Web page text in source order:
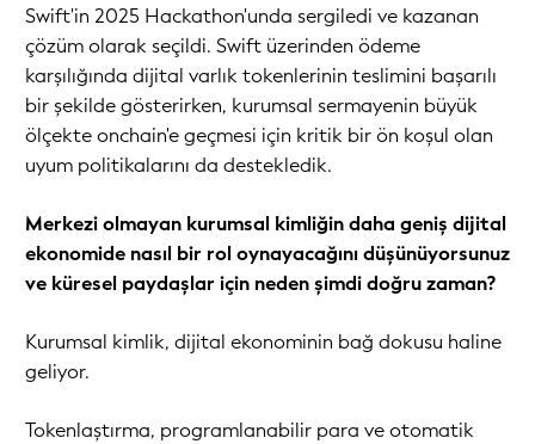
Swift'in 2025 Hackathon'unda sergiledi ve kazanan
çözüm olarak seçildi. Swift üzerinden ödeme
karşılığında dijital varlık tokenlerinin teslimini başarılı
bir şekilde gösterirken, kurumsal sermayenin büyük
ölçekte onchain'e geçmesi için kritik bir ön koşul olan
uyum politikalarını da destekledik.
Merkezi olmayan kurumsal kimliğin daha geniş dijital
ekonomide nasıl bir rol oynayacağını düşünüyorsunuz
ve küresel paydaşlar için neden şimdi doğru zaman?
Kurumsal kimlik, dijital ekonominin bağ dokusu haline
geliyor.
Tokenlaştırma, programlanabilir para ve otomatik